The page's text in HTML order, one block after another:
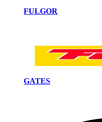
FULGOR
GATES